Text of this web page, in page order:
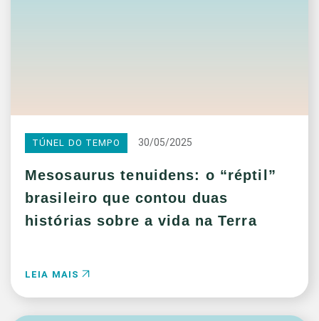
TÚNEL DO TEMPO 30/05/2025
Mesosaurus tenuidens: o “réptil”
brasileiro que contou duas
histórias sobre a vida na Terra
LEIA MAIS